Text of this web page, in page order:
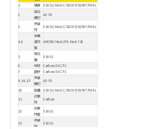
1 轴套 316SS/Hast.C/D2205/D2507/904L
2
定位
螺钉
A2-70
3
夹紧
环
316SS/Hast.C/D2205/D2507/904L
4,8
金属
波纹
管
AM350/Hast.276.Hast.718
5
定位
销
316SS
6 动环 Carbon/SIC/TC
7
静环 Carbon/SIC/TC
9,14,15
夹紧
螺钉
A2-70
10
压盖 316SS/Hast.C/D2205/D2507/904L
11
衬套
环
Carbon
12
衬套
环座
316SS
13
夹紧
环
316SS